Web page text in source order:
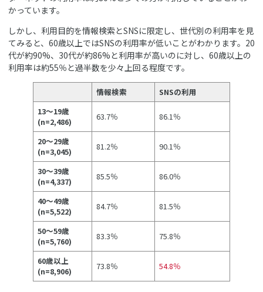
かっています。
しかし、利用目的を情報検索とSNSに限定し、世代別の利用率を見
てみると、60歳以上ではSNSの利用率が低いことがわかります。20
代が約90%、30代が約86%と利用率が高いのに対し、60歳以上の
利用率は約55％と過半数を少々上回る程度です。
情報検索
SNSの利用
13～19歳
(n=2,486)
63.7％ 86.1％
20～29歳
(n=3,045)
81.2％ 90.1％
30～39歳
(n=4,337)
85.5％ 86.0％
40～49歳
(n=5,522)
84.7％ 81.5％
50～59歳
(n=5,760)
83.3％ 75.8％
60歳以上
(n=8,906)
73.8％ 54.8％